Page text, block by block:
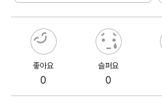
좋아요
0
슬퍼요
0